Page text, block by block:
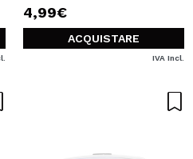
4,99€
ACQUISTARE
IVA Incl.